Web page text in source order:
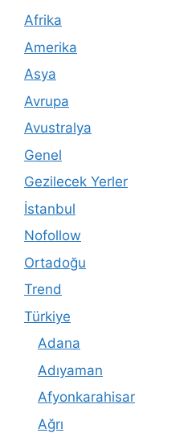
Afrika
Amerika
Asya
Avrupa
Avustralya
Genel
Gezilecek Yerler
İstanbul
Nofollow
Ortadoğu
Trend
Türkiye
Adana
Adıyaman
Afyonkarahisar
Ağrı